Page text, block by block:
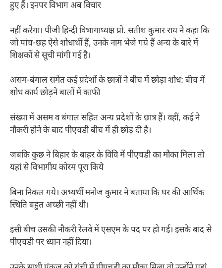
हुए हैं। इनपर विभाग अब विचार
नहीं करेगा। पीजी हिन्दी विभागाध्यक्ष प्रो. सतीश कुमार राय ने कहा कि
जो पांच-छह ऐसे शोधार्थी हैं, उनके नाम भेजे गये हैं अन्य के बारे में
शिक्षकों से सूची मांगी गई है।
असम-बंगाल समेत कई प्रदेशों के छात्रों ने बीच में छोड़ा शोध: बीच में
शोध कार्य छोड़ने बालों में काफी
संख्या में असम व बंगाल सहित अन्य प्रदेशों के छात्र हैं। वहीं, कई ने
नौकरी होने के बाद पीएचडी बीच में ही छोड़ दी है।
जबकि कुछ ने बिहार के बाहर के विवि में पीएचडी का मौका मिला तो
यहां से विभागीय कोरम पूरा किये
बिना निकल गये। अभ्यर्थी मनोज कुमार ने बताया कि घर की आर्थिक
स्थिति बहुत अच्छी नहीं थी।
इसी बीच उसकी नौकरी रेलवे में एसएम के पद पर हो गई। इसके बाद से
पीएचडी पर ध्यान नहीं दिया।